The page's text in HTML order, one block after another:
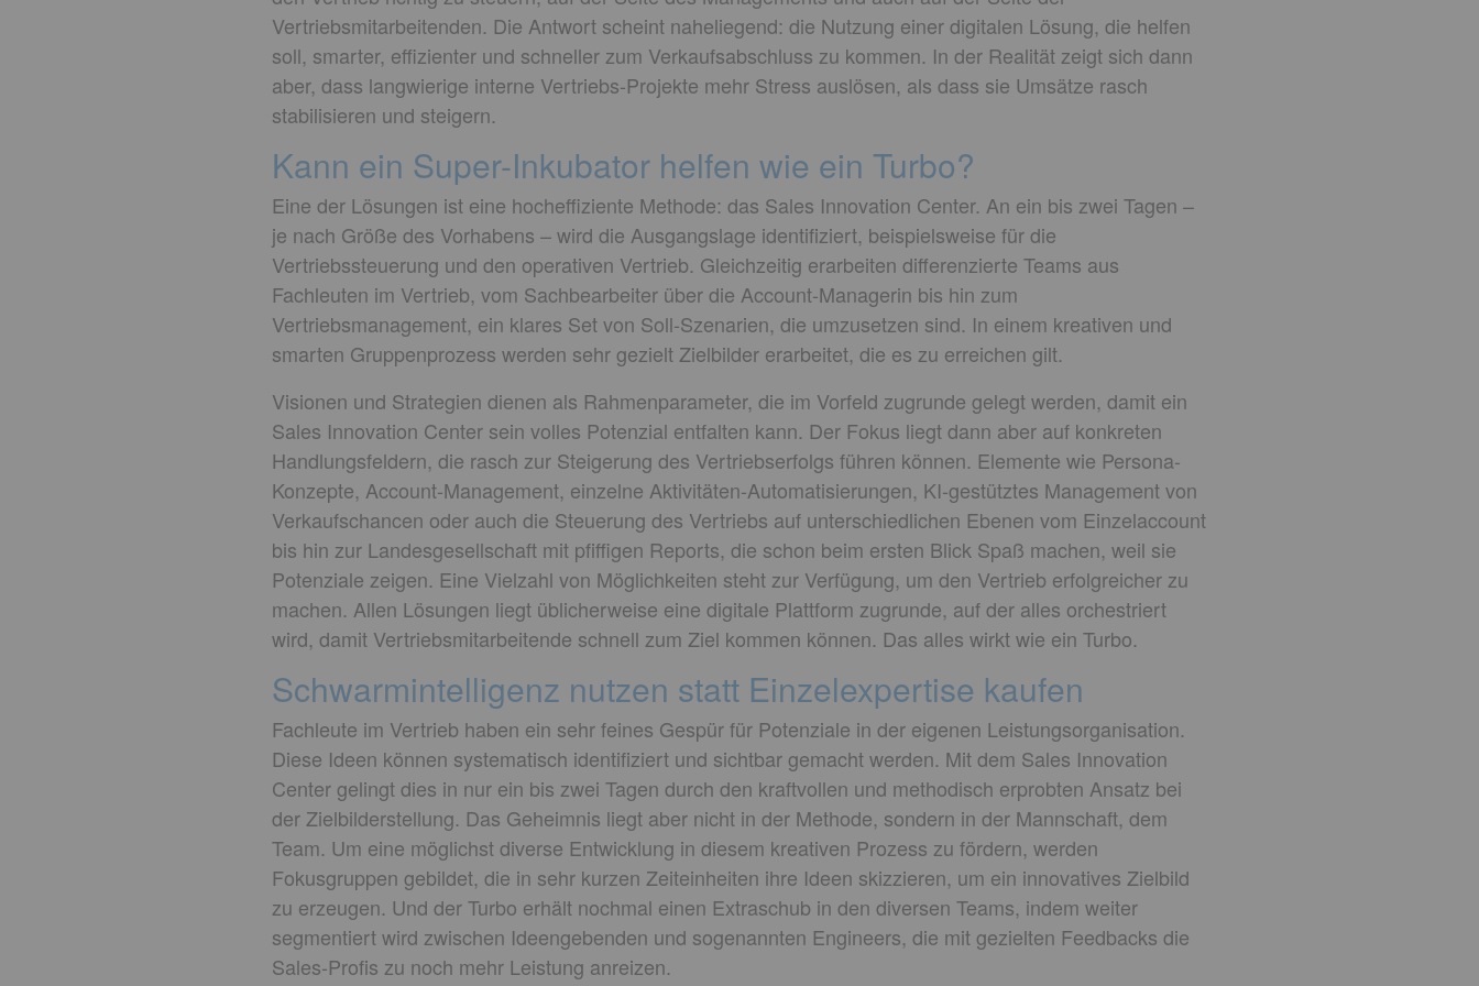
Vertriebsmitarbeitenden. Die Antwort scheint naheliegend: die Nutzung einer digitalen Lösung, die helfen
soll, smarter, effizienter und schneller zum Verkaufsabschluss zu kommen. In der Realität zeigt sich dann
aber, dass langwierige interne Vertriebs-Projekte mehr Stress auslösen, als dass sie Umsätze rasch
stabilisieren und steigern.
Kann ein Super-Inkubator helfen wie ein Turbo?
Eine der Lösungen ist eine hocheffiziente Methode: das Sales Innovation Center. An ein bis zwei Tagen –
je nach Größe des Vorhabens – wird die Ausgangslage identifiziert, beispielsweise für die
Vertriebssteuerung und den operativen Vertrieb. Gleichzeitig erarbeiten differenzierte Teams aus
Fachleuten im Vertrieb, vom Sachbearbeiter über die Account-Managerin bis hin zum
Vertriebsmanagement, ein klares Set von Soll-Szenarien, die umzusetzen sind. In einem kreativen und
smarten Gruppenprozess werden sehr gezielt Zielbilder erarbeitet, die es zu erreichen gilt.
Visionen und Strategien dienen als Rahmenparameter, die im Vorfeld zugrunde gelegt werden, damit ein
Sales Innovation Center sein volles Potenzial entfalten kann. Der Fokus liegt dann aber auf konkreten
Handlungsfeldern, die rasch zur Steigerung des Vertriebserfolgs führen können. Elemente wie Persona-
Konzepte, Account-Management, einzelne Aktivitäten-Automatisierungen, KI-gestütztes Management von
Verkaufschancen oder auch die Steuerung des Vertriebs auf unterschiedlichen Ebenen vom Einzelaccount
bis hin zur Landesgesellschaft mit pfiffigen Reports, die schon beim ersten Blick Spaß machen, weil sie
Potenziale zeigen. Eine Vielzahl von Möglichkeiten steht zur Verfügung, um den Vertrieb erfolgreicher zu
machen. Allen Lösungen liegt üblicherweise eine digitale Plattform zugrunde, auf der alles orchestriert
wird, damit Vertriebsmitarbeitende schnell zum Ziel kommen können. Das alles wirkt wie ein Turbo.
Schwarmintelligenz nutzen statt Einzelexpertise kaufen
Fachleute im Vertrieb haben ein sehr feines Gespür für Potenziale in der eigenen Leistungsorganisation.
Diese Ideen können systematisch identifiziert und sichtbar gemacht werden. Mit dem Sales Innovation
Center gelingt dies in nur ein bis zwei Tagen durch den kraftvollen und methodisch erprobten Ansatz bei
der Zielbilderstellung. Das Geheimnis liegt aber nicht in der Methode, sondern in der Mannschaft, dem
Team. Um eine möglichst diverse Entwicklung in diesem kreativen Prozess zu fördern, werden
Fokusgruppen gebildet, die in sehr kurzen Zeiteinheiten ihre Ideen skizzieren, um ein innovatives Zielbild
zu erzeugen. Und der Turbo erhält nochmal einen Extraschub in den diversen Teams, indem weiter
segmentiert wird zwischen Ideengebenden und sogenannten Engineers, die mit gezielten Feedbacks die
Sales-Profis zu noch mehr Leistung anreizen.